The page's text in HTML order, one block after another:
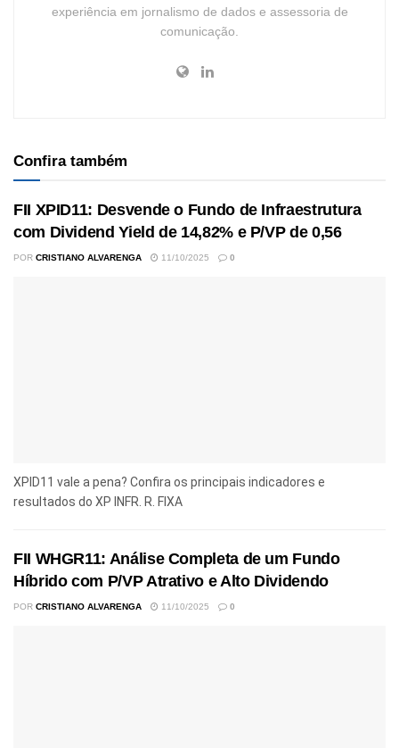
experiência em jornalismo de dados e assessoria de
comunicação.
Confira também
FII XPID11: Desvende o Fundo de Infraestrutura
com Dividend Yield de 14,82% e P/VP de 0,56
POR CRISTIANO ALVARENGA 11/10/2025 0
XPID11 vale a pena? Confira os principais indicadores e
resultados do XP INFR. R. FIXA
FII WHGR11: Análise Completa de um Fundo
Híbrido com P/VP Atrativo e Alto Dividendo
POR CRISTIANO ALVARENGA 11/10/2025 0